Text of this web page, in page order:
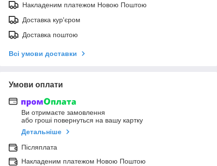
Накладеним платежом Новою Поштою
Доставка кур'єром
Доставка поштою
Всі умови доставки
Умови оплати
Ви отримаєте замовлення
або гроші повернуться на вашу картку
Детальніше
Післяплата
Накладеним платежом Новою Поштою